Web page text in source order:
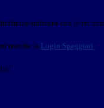
indicato con le
tramite la Login Spaggiari